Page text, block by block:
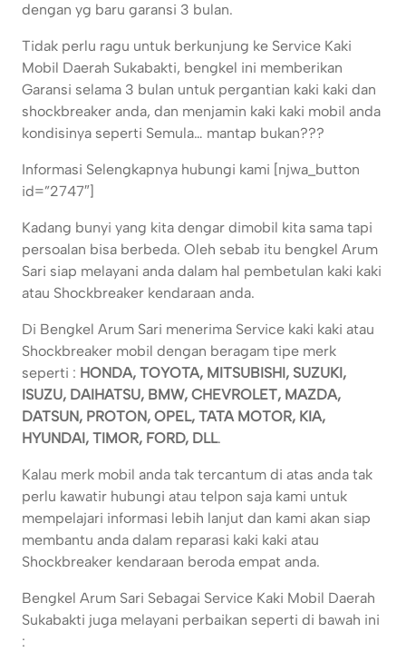
dengan yg baru garansi 3 bulan.
Tidak perlu ragu untuk berkunjung ke Service Kaki
Mobil Daerah Sukabakti, bengkel ini memberikan
Garansi selama 3 bulan untuk pergantian kaki kaki dan
shockbreaker anda, dan menjamin kaki kaki mobil anda
kondisinya seperti Semula… mantap bukan???
Informasi Selengkapnya hubungi kami [njwa_button
id=”2747″]
Kadang bunyi yang kita dengar dimobil kita sama tapi
persoalan bisa berbeda. Oleh sebab itu bengkel Arum
Sari siap melayani anda dalam hal pembetulan kaki kaki
atau Shockbreaker kendaraan anda.
Di Bengkel Arum Sari menerima Service kaki kaki atau
Shockbreaker mobil dengan beragam tipe merk
seperti : HONDA, TOYOTA, MITSUBISHI, SUZUKI,
ISUZU, DAIHATSU, BMW, CHEVROLET, MAZDA,
DATSUN, PROTON, OPEL, TATA MOTOR, KIA,
HYUNDAI, TIMOR, FORD, DLL.
Kalau merk mobil anda tak tercantum di atas anda tak
perlu kawatir hubungi atau telpon saja kami untuk
mempelajari informasi lebih lanjut dan kami akan siap
membantu anda dalam reparasi kaki kaki atau
Shockbreaker kendaraan beroda empat anda.
Bengkel Arum Sari Sebagai Service Kaki Mobil Daerah
Sukabakti juga melayani perbaikan seperti di bawah ini
: